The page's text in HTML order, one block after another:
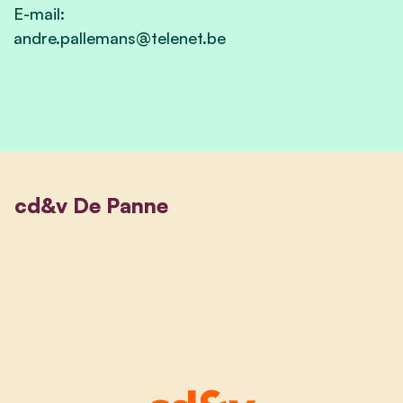
E-mail:
andre.pallemans@telenet.be
cd&v De Panne